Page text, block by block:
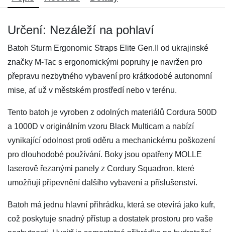
Určení: Nezáleží na pohlaví
Batoh Sturm Ergonomic Straps Elite Gen.II od ukrajinské
značky M-Tac s ergonomickými popruhy je navržen pro
přepravu nezbytného vybavení pro krátkodobé autonomní
mise, ať už v městském prostředí nebo v terénu.
Tento batoh je vyroben z odolných materiálů Cordura 500D
a 1000D v originálním vzoru Black Multicam a nabízí
vynikající odolnost proti oděru a mechanickému poškození
pro dlouhodobé používání. Boky jsou opatřeny MOLLE
laserově řezanými panely z Cordury Squadron, které
umožňují připevnění dalšího vybavení a příslušenství.
Batoh má jednu hlavní přihrádku, která se otevírá jako kufr,
což poskytuje snadný přístup a dostatek prostoru pro vaše